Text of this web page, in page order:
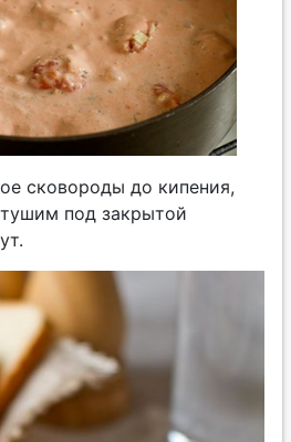
сковороды до кипения,
под закрытой